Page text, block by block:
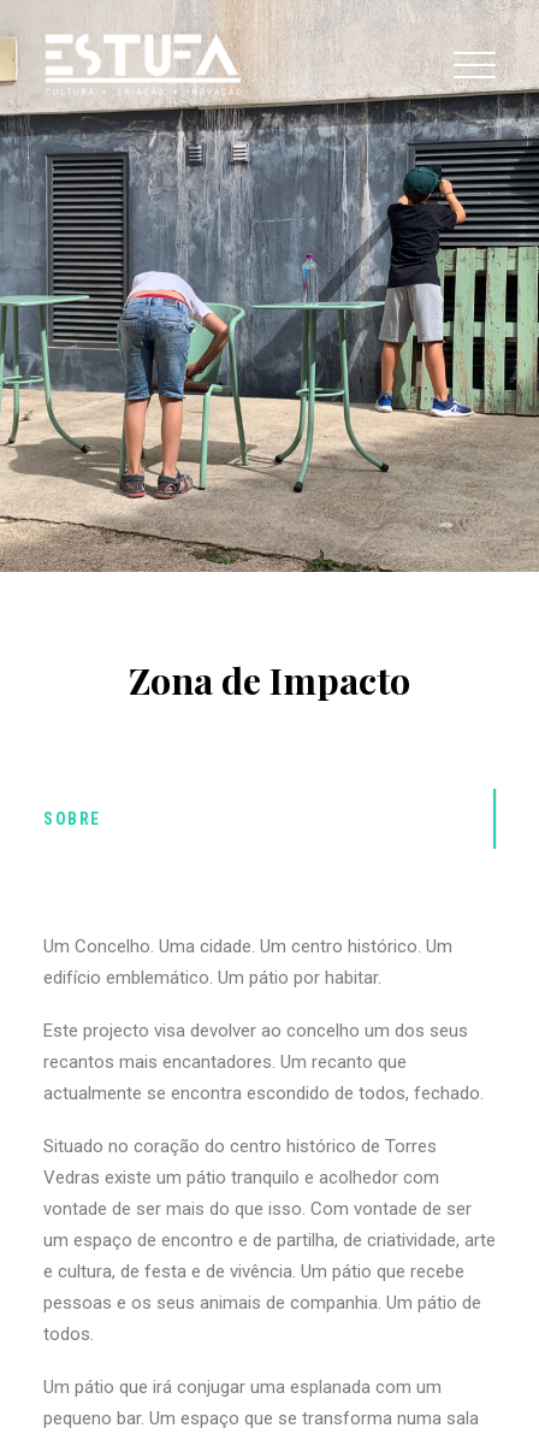
Zona de Impacto
SOBRE
Um Concelho. Uma cidade. Um centro histórico. Um
edifício emblemático. Um pátio por habitar.
Este projecto visa devolver ao concelho um dos seus
recantos mais encantadores. Um recanto que
actualmente se encontra escondido de todos, fechado.
Situado no coração do centro histórico de Torres
Vedras existe um pátio tranquilo e acolhedor com
vontade de ser mais do que isso. Com vontade de ser
um espaço de encontro e de partilha, de criatividade, arte
e cultura, de festa e de vivência. Um pátio que recebe
pessoas e os seus animais de companhia. Um pátio de
todos.
Um pátio que irá conjugar uma esplanada com um
pequeno bar. Um espaço que se transforma numa sala